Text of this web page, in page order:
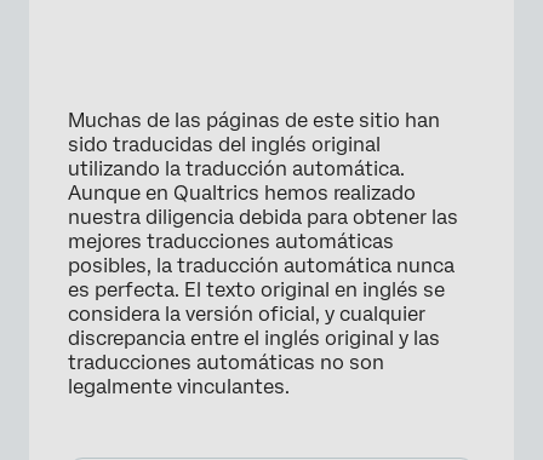
Muchas de las páginas de este sitio han
sido traducidas del inglés original
utilizando la traducción automática.
Aunque en Qualtrics hemos realizado
nuestra diligencia debida para obtener las
mejores traducciones automáticas
posibles, la traducción automática nunca
es perfecta. El texto original en inglés se
considera la versión oficial, y cualquier
discrepancia entre el inglés original y las
traducciones automáticas no son
legalmente vinculantes.